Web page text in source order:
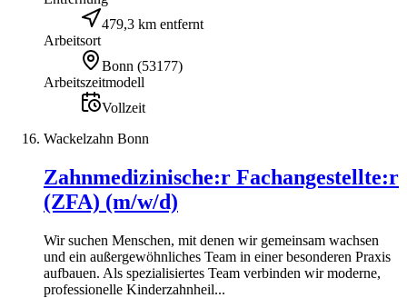
479,3 km entfernt
Arbeitsort
Bonn (53177)
Arbeitszeitmodell
Vollzeit
Wackelzahn Bonn
Zahnmedizinische:r Fachangestellte:r
(ZFA) (m/w/d)
Wir suchen Menschen, mit denen wir gemeinsam wachsen
und ein außergewöhnliches Team in einer besonderen Praxis
aufbauen. Als spezialisiertes Team verbinden wir moderne,
professionelle Kinderzahnheil...